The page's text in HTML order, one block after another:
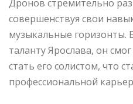
Дронов стремительно
совершенствуя свои
музыкальные горизонты.
таланту Ярослава, он
стать его солистом, что
профессиональной